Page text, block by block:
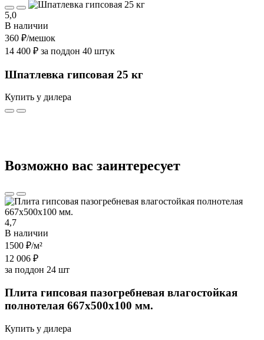
5,0
В наличии
360 ₽/мешок
14 400 ₽ за поддон 40 штук
Шпатлевка гипсовая 25 кг
Купить у дилера
Возможно вас заинтересует
4,7
В наличии
1500 ₽/м²
12 006 ₽
за поддон 24 шт
Плита гипсовая пазогребневая влагостойкая
полнотелая 667х500х100 мм.
Купить у дилера